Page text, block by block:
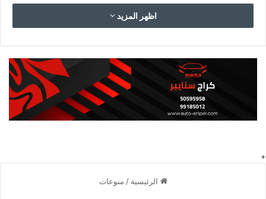
كما وجد أن السمك يحتوي على كميات عالية من فيتامين د،
كذلك يساعد تناول وجبة من السمك على التقليل من إفراز
مادة البروستاجلاندين، حيث تسبب هذه المادة زيادة حمض
اليوريك في الدم؛ مما تؤدي إلى التهاب المفاصل.
احتواء السمك على مادة الأوميجا 3 يقلل من آلام والتهاب
المفاصل كذلك.
اظهر المزيد